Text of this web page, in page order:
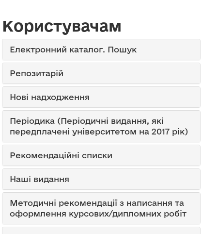
Користувачам
Електронний каталог. Пошук
Репозитарій
Нові надходження
Періодика (Періодичні видання, які
передплачені університетом на 2017 рік)
Рекомендаційні списки
Наші видання
Методичні рекомендації з написання та
оформлення курсових/дипломних робіт